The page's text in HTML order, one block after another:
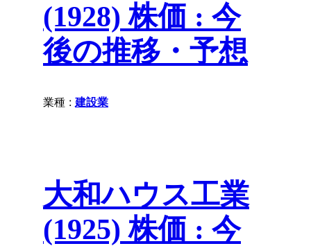
(1928) 株価 : 今
後の推移・予想
業種 : 建設業
大和ハウス工業
(1925) 株価 : 今